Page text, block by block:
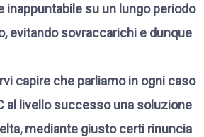
inappuntabile su un lungo periodo
evitando sovraccarichi e dunque
capire che parliamo in ogni caso
al livello successo una soluzione
mediante giusto certi rinuncia